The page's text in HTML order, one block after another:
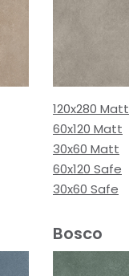
120x280 Matt
60x120 Matt
30x60 Matt
60x120 Safe
30x60 Safe
Bosco